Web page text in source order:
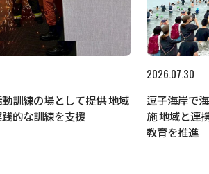
訓練の場として提供 地域
的な訓練を支援
2026.07.30
逗子海岸で
施 地域と連
教育を推進